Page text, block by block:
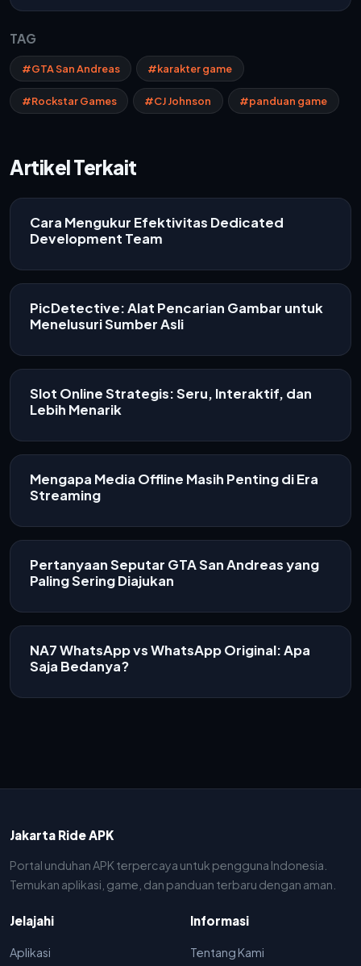
TAG
#GTA San Andreas #karakter game
#Rockstar Games #CJ Johnson #panduan game
Artikel Terkait
Cara Mengukur Efektivitas Dedicated
Development Team
PicDetective: Alat Pencarian Gambar untuk
Menelusuri Sumber Asli
Slot Online Strategis: Seru, Interaktif, dan
Lebih Menarik
Mengapa Media Offline Masih Penting di Era
Streaming
Pertanyaan Seputar GTA San Andreas yang
Paling Sering Diajukan
NA7 WhatsApp vs WhatsApp Original: Apa
Saja Bedanya?
Jakarta Ride APK
Portal unduhan APK terpercaya untuk pengguna Indonesia.
Temukan aplikasi, game, dan panduan terbaru dengan aman.
Jelajahi
Aplikasi
Informasi
Tentang Kami